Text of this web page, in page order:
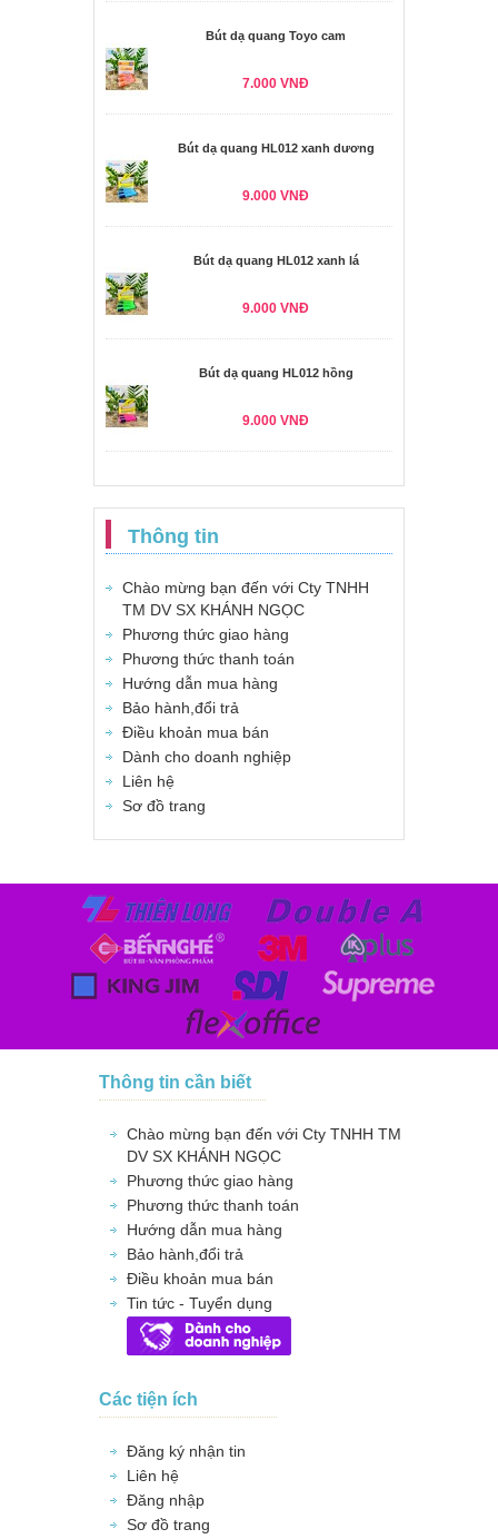
Bút dạ quang Toyo cam
7.000 VNĐ
Bút dạ quang HL012 xanh dương
9.000 VNĐ
Bút dạ quang HL012 xanh lá
9.000 VNĐ
Bút dạ quang HL012 hồng
9.000 VNĐ
Thông tin
Chào mừng bạn đến với Cty TNHH
TM DV SX KHÁNH NGỌC
Phương thức giao hàng
Phương thức thanh toán
Hướng dẫn mua hàng
Bảo hành,đổi trả
Điều khoản mua bán
Dành cho doanh nghiệp
Liên hệ
Sơ đồ trang
Thông tin cần biết
Chào mừng bạn đến với Cty TNHH TM
DV SX KHÁNH NGỌC
Phương thức giao hàng
Phương thức thanh toán
Hướng dẫn mua hàng
Bảo hành,đổi trả
Điều khoản mua bán
Tin tức - Tuyển dụng
Các tiện ích
Đăng ký nhận tin
Liên hệ
Đăng nhập
Sơ đồ trang